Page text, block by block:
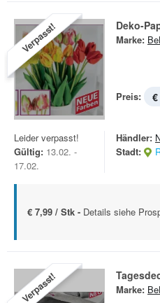
Verpasst! Deko-
Marke:
Preis:
Leider verpasst!
Gültig: 13.02. -
17.02.
Händler:
Stadt:
€ 7,99 / Stk - Details siehe
Verpasst! Marke: